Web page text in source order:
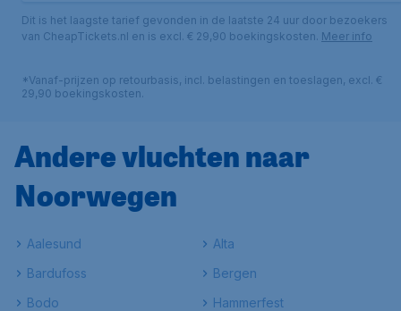
Dit is het laagste tarief gevonden in de laatste 24 uur door bezoekers
van CheapTickets.nl en is excl. € 29,90 boekingskosten. Meer info
*Vanaf-prijzen op retourbasis, incl. belastingen en toeslagen, excl. €
29,90 boekingskosten.
Andere vluchten naar
Noorwegen
Aalesund
Alta
Bardufoss
Bergen
Bodo
Hammerfest